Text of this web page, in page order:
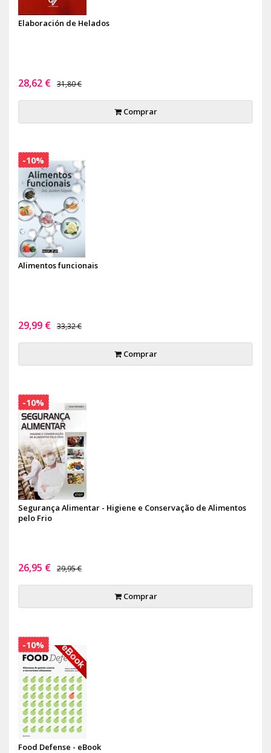
Elaboración de Helados
28,62 € 31,80 €
Comprar
Alimentos funcionais
29,99 € 33,32 €
Comprar
-10%
Segurança Alimentar - Higiene e Conservação de Alimentos
pelo Frio
26,95 € 29,95 €
Comprar
-10%
Food Defense - eBook
-10%